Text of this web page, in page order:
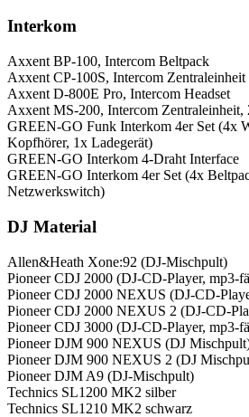
Interkom
Axxent BP-100, Intercom Beltpack
Axxent CP-100S, Intercom Zentraleinheit
Axxent D-800E Pro, Intercom Headset
Axxent MS-200, Intercom
GREEN-GO Funk Interkom 4er Set (4x
Kopfhörer, 1x Ladegerät)
GREEN-GO Interkom 4-Draht Interface
GREEN-GO Interkom 4er Set (4x
Netzwerkswitch)
DJ Material
Allen&Heath Xone:92 (DJ-Mischpult)
Pioneer CDJ 2000 (DJ-CD-Player, mp3-
Pioneer CDJ 2000 NEXUS (DJ-CD-
Pioneer CDJ 2000 NEXUS 2 (DJ-CD-
Pioneer CDJ 3000 (DJ-CD-Player, mp3-
Pioneer DJM 900 NEXUS (DJ
Pioneer DJM 900 NEXUS 2 (DJ
Pioneer DJM A9 (DJ-Mischpult)
Technics SL1200 MK2 silber
Technics SL1210 MK2 schwarz